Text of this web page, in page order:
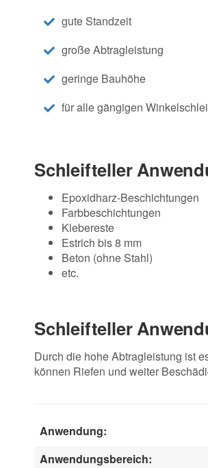
gute Standzeit
große Abtragleistung
geringe Bauhöhe
für alle gängigen
Schleifteller
Epoxidharz-Beschichtungen
Farbbeschichtungen
Klebereste
Estrich bis 8 mm
Beton (ohne Stahl)
etc.
Schleifteller
Durch die hohe Abtragleistung ist
können Riefen und weiter
Anwendung:
Anwendungsbereich: